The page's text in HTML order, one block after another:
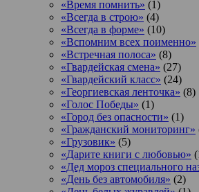
«Время помнить» (1)
«Всегда в строю» (4)
«Всегда в форме» (10)
«Вспомним всех поименно»
«Встречная полоса» (8)
«Гвардейская смена» (27)
«Гвардейский класс» (24)
«Георгиевская ленточка» (8)
«Голос Победы» (1)
«Город без опасности» (1)
«Гражданский мониторинг»
«Грузовик» (5)
«Дарите книги с любовью»
«Дед мороз специального
«День без автомобиля» (2)